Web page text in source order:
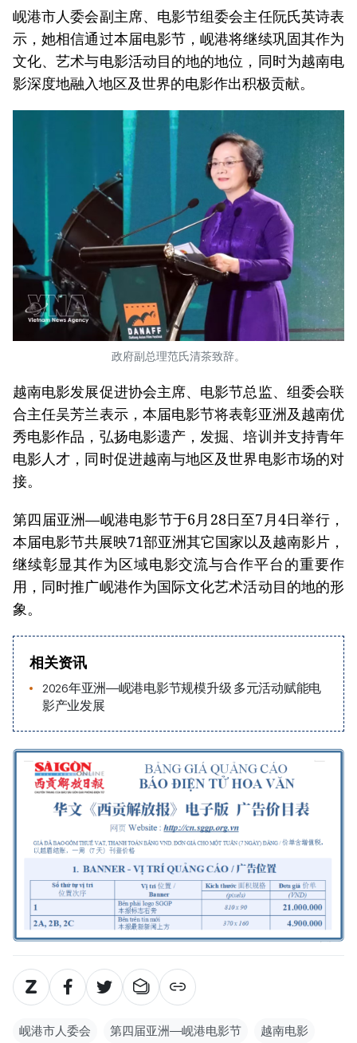
岘港市人委会副主席、电影节组委会主任阮氏英诗表
示，她相信通过本届电影节，岘港将继续巩固其作为
文化、艺术与电影活动目的地的地位，同时为越南电
影深度地融入地区及世界的电影作出积极贡献。
政府副总理范氏清茶致辞。
越南电影发展促进协会主席、电影节总监、组委会联
合主任吴芳兰表示，本届电影节将表彰亚洲及越南优
秀电影作品，弘扬电影遗产，发掘、培训并支持青年
电影人才，同时促进越南与地区及世界电影市场的对
接。
第四届亚洲—岘港电影节于6月28日至7月4日举行，
本届电影节共展映71部亚洲其它国家以及越南影片，
继续彰显其作为区域电影交流与合作平台的重要作
用，同时推广岘港作为国际文化艺术活动目的地的形
象。
相关资讯
2026年亚洲—岘港电影节规模升级 多元活动赋能电
影产业发展
岘港市人委会 第四届亚洲—岘港电影节 越南电影